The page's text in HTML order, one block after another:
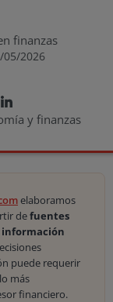
finanzas
2026
y finanzas
elaboramos
defuentes
información
puede requerir
más
financiero.